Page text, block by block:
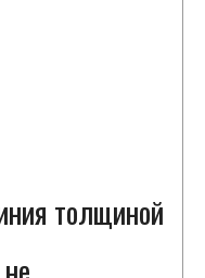
толщиной